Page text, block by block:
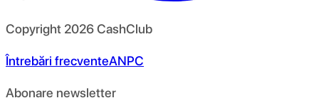
Copyright 2026CashClub
Întrebări frecventeANPC
Abonare newsletter